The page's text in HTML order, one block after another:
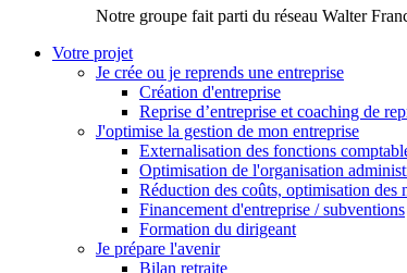
Notr​e groupe fait parti du réseau Walter
Votre projet
Je crée ou je reprends une entreprise
Création d'entreprise
Reprise d’entreprise et coaching de
J'optimise la gestion de mon entreprise
Externalisation des fonctions
Optimisation de l'organisation
Réduction des coûts, optimisation des
Financement d'entreprise / subventions
Formation du dirigeant
Je prépare l'avenir
Bilan retraite